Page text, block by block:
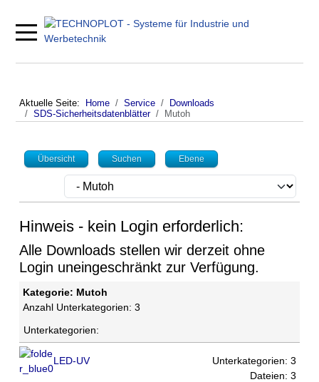
Mobile Menu Toggle
Aktuelle Seite: Home Service
Downloads
SDS-Sicherheitsdatenblätter
Mutoh
Übersicht Suchen Ebene
Hinweis - kein Login erforderlich:
Alle Downloads stellen wir derzeit ohne
Login uneingeschränkt zur Verfügung.
Kategorie: Mutoh
Anzahl Unterkategorien: 3
Unterkategorien:
LED-UV
Unterkategorien: 3
Dateien: 3